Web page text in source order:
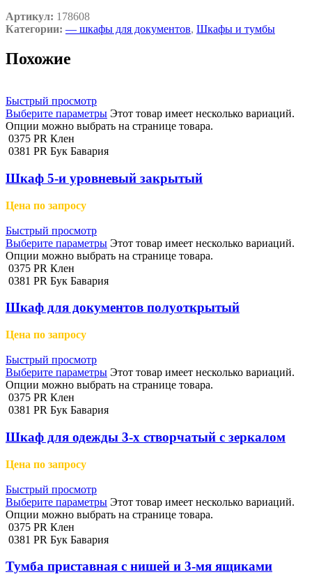
Артикул: 178608
Категории: — шкафы для документов, Шкафы и тумбы
Похожие
Быстрый просмотр
Выберите параметры Этот товар имеет несколько вариаций.
Опции можно выбрать на странице товара.
0375 PR Клен
0381 PR Бук Бавария
Шкаф 5-и уровневый закрытый
Цена по запросу
Быстрый просмотр
Выберите параметры Этот товар имеет несколько вариаций.
Опции можно выбрать на странице товара.
0375 PR Клен
0381 PR Бук Бавария
Шкаф для документов полуоткрытый
Цена по запросу
Быстрый просмотр
Выберите параметры Этот товар имеет несколько вариаций.
Опции можно выбрать на странице товара.
0375 PR Клен
0381 PR Бук Бавария
Шкаф для одежды 3-х створчатый с зеркалом
Цена по запросу
Быстрый просмотр
Выберите параметры Этот товар имеет несколько вариаций.
Опции можно выбрать на странице товара.
0375 PR Клен
0381 PR Бук Бавария
Тумба приставная с нишей и 3-мя ящиками